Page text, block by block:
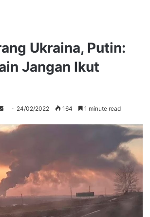
Ukraina, Putin:
Jangan Ikut
Send
email
24/02/2022 164 1 minute read